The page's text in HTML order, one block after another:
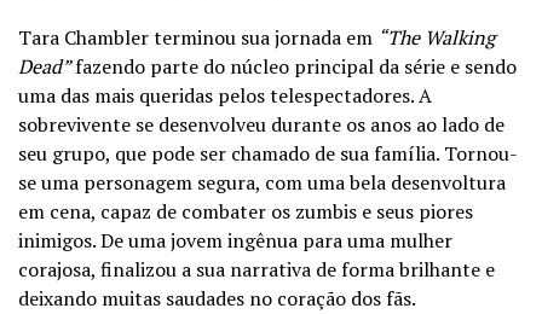
Tara Chambler terminou sua jornada em “The Walking
Dead”fazendo parte do núcleo principal da série e sendo
uma das mais queridas pelos telespectadores. A
sobrevivente se desenvolveu durante os anos ao lado de
seu grupo, que pode ser chamado de sua família. Tornou-
se uma personagem segura, com uma bela desenvoltura
em cena, capaz de combater os zumbis e seus piores
inimigos. De uma jovem ingênua para uma mulher
corajosa, finalizou a sua narrativa de forma brilhante e
deixando muitas saudades no coração dos fãs.